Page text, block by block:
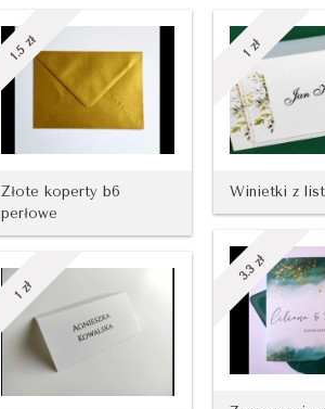
1.5zł
Złote koperty b6
perłowe
1
zł
Winietki z
3.3zł
1
zł